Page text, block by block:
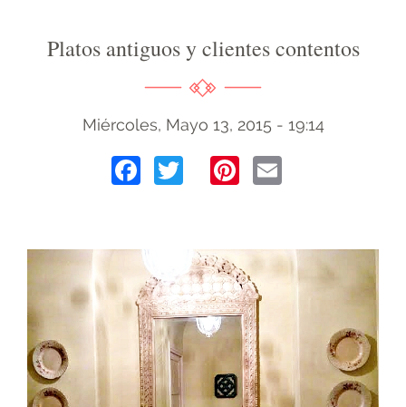
Platos antiguos y clientes contentos
Miércoles, Mayo 13, 2015 - 19:14
Facebook
TwitterPinterest
Email